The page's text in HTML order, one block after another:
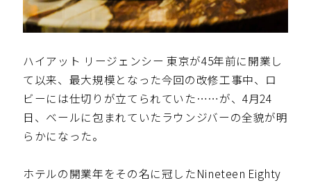
ハイアット リージェンシー 東京が45年前に開業し
て以来、最大規模となった今回の改修工事中、ロ
ビーには仕切りが立てられていた……が、4月24
日、ベールに包まれていたラウンジバーの全貌が明
らかになった。
ホテルの開業年をその名に冠したNineteen Eighty